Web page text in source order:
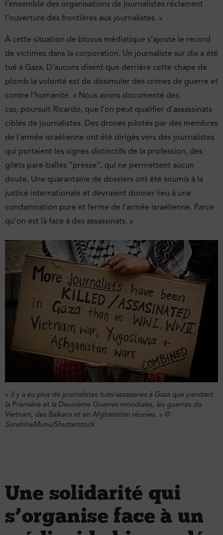
l’ensemble des organisations de journalistes réclament
l’ouverture des frontières aux journalistes. »
À cette situation de blocus médiatique s’ajoute le record
de victimes dans la corporation. Un journaliste sur dix a été
tué à Gaza. D’aucuns disent que derrière cette chape de
plomb la volonté est de dissimuler des crimes de guerre et
contre l’humanité. « Nous avons documenté des
cas, poursuit Ricardo, que l’on peut qualifier d’assassinats
ciblés de journalistes. Des drones pilotés par des membres
de l’armée israélienne ont été dirigés vers des journalistes
qui portaient les signes distinctifs de la profession, des
gilets pare-balles “presse”, qui ne permettent aucun
doute. Une quarantaine de dossiers ont été soumis à la
justice internationale et devraient donner lieu à une
condamnation pure et ferme de l’armée israélienne. Parce
qu’on est là face à des assassinats. »
« Il y a eu plus de journalistes tués/assassinés à Gaza que pendant
la Première et la Deuxième Guerres mondiales, les guerres du
Vietnam, des Balkans et en Afghanistan réunies. » ©
SunshineMunu/Shutterstock
Une solidarité qui
s’organise face à un